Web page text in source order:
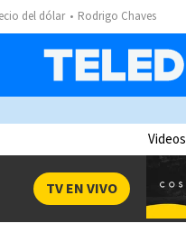
del dólar Rodrigo Chaves
Videos
TV EN VIVO